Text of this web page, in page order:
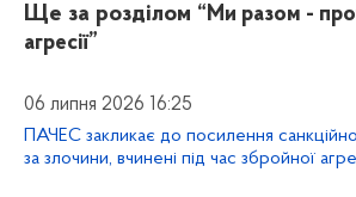
Ще за розділом “Ми разом -
агресії”
06 липня 2026 16:25
ПАЧЕС закликає до посилення
за злочини, вчинені під час збройної